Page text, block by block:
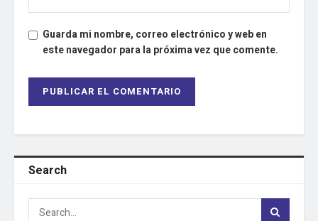
Guarda mi nombre, correo electrónico y web en
este navegador para la próxima vez que comente.
Search